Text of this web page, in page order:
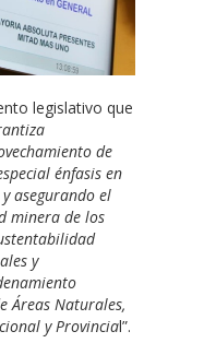
legislativo que
de
énfasis en
asegurando el
minera de los
y
Áreas Naturales,
y Provincial”.